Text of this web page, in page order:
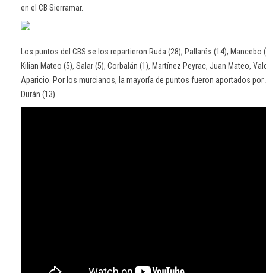
en el CB Sierramar.
Los puntos del CBS se los repartieron Ruda (28), Pallarés (14), Mancebo
Kilian Mateo (5), Salar (5), Corbalán (1), Martínez Peyrac, Juan Mateo,
Aparicio. Por los murcianos, la mayoría de puntos fueron aportados por
Durán (13).